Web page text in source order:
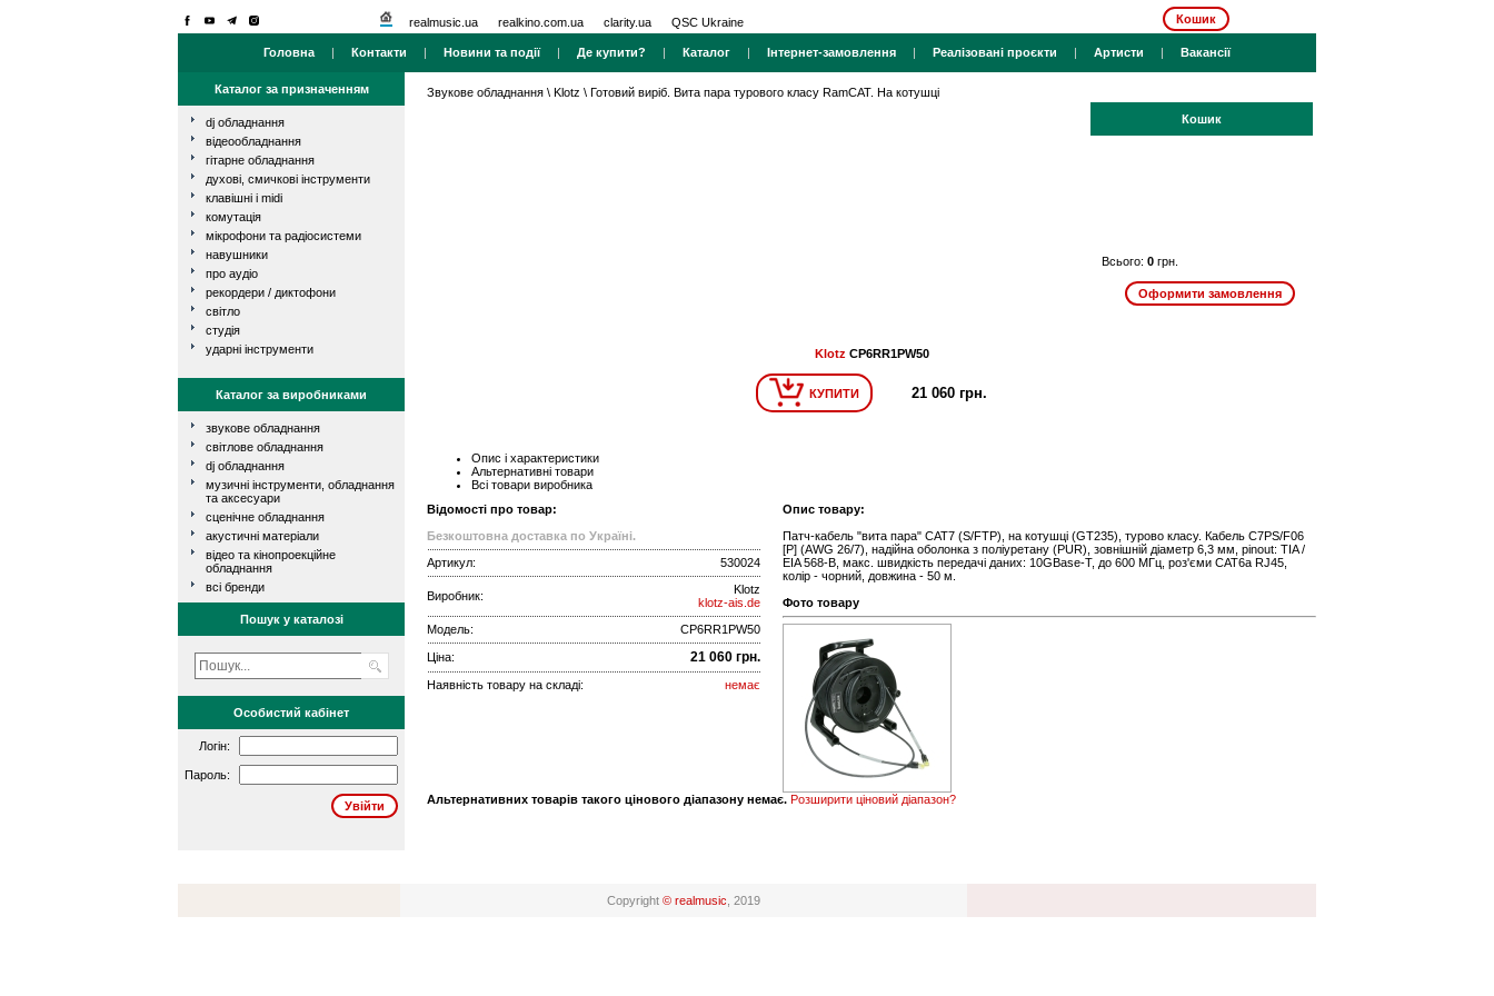
realmusic.ua realkino.com.ua clarity.ua QSC Ukraine Кошик
Головна | Контакти | Новини та події| Де купити? | Каталог | Інтернет-замовлення | Реалізовані проєкти | Артисти | Вакансії
Каталог за призначенням
dj обладнання
відеообладнання
гітарне обладнання
духові, смичкові інструменти
клавішні і midi
комутація
мікрофони та радіосистеми
навушники
про аудіо
рекордери / диктофони
світло
студія
ударні інструменти
Каталог за виробниками
звукове обладнання
світлове обладнання
dj обладнання
музичні інструменти, обладнання
та аксесуари
сценічне обладнання
акустичні матеріали
відео та кінопроекційне
обладнання
всі бренди
Пошук у каталозі
Особистий кабінет
Логін:
Пароль:
Звукове обладнання \ Klotz \ Готовий виріб. Вита пара турового класу RamCAT. На котушці
Кошик
Всього: 0 грн.
Klotz CP6RR1PW50
КУПИТИ 21 060 грн.
Опис і характеристики
Альтернативні товари
Всі товари виробника
Відомості про товар:
Безкоштовна доставка по Україні.
Артикул:
530024
Виробник:
Klotz
klotz-ais.de
Модель:
CP6RR1PW50
Ціна: 21 060 грн.
Наявність товару на складі: немає
Опис товару:
Патч-кабель "вита пара" CAT7 (S/FTP), на котушці (GT235), турово класу. Кабель C7PS/F06
[P] (AWG 26/7), надійна оболонка з поліуретану (PUR), зовнішній діаметр 6,3 мм, pinout: TIA /
EIA 568-B, макс. швидкість передачі даних: 10GBase-T, до 600 МГц, роз'єми CAT6a RJ45,
колір - чорний, довжина - 50 м.
Фото товару
Альтернативних товарів такого цінового діапазону немає. Розширити ціновий діапазон?
Copyright © realmusic , 2019